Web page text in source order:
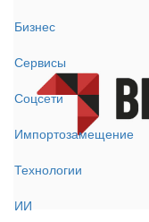
Бизнес
Сервисы
Соцсети
Импортозамещение
Технологии
ИИ